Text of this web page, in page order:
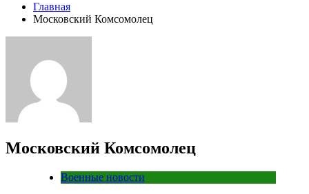
Главная
Московский Комсомолец
Московский Комсомолец
Военные новости